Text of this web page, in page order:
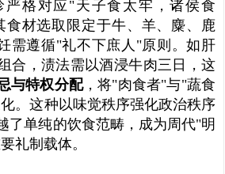
严格对应"天子食太牢，诸侯食
食材选取限定于牛、羊、麋、鹿
需遵循"礼不下庶人"原则。如肝
合，渍法需以酒浸牛肉三日，这
与特权分配，将"肉食者"与"蔬食
。这种以味觉秩序强化政治秩序
了单纯的饮食范畴，成为周代"明
礼制载体。